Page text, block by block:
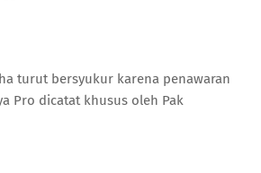
turut bersyukur karena penawaran
Pro dicatat khusus oleh Pak